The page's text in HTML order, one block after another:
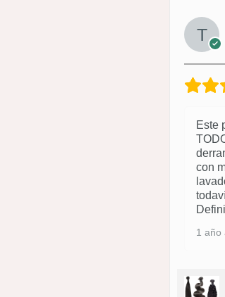
Este
con
1 año